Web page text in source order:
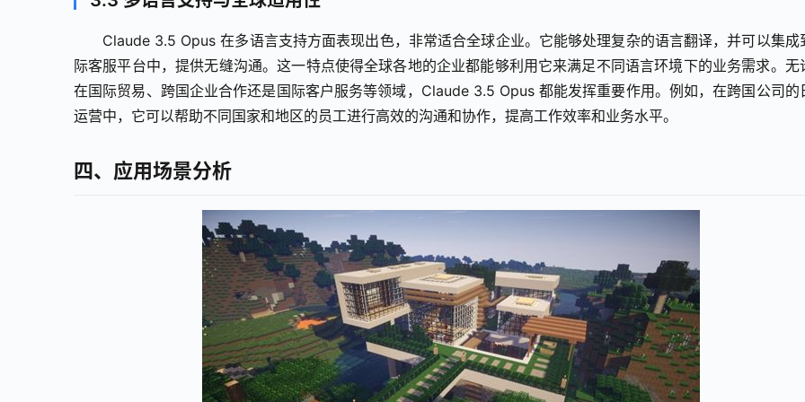
Claude 3.5 Opus 在多语言支持方面表现出色，非常适合全球企业。它能够处理复杂的语言翻译，并可以集成
际客服平台中，提供无缝沟通。这一特点使得全球各地的企业都能够利用它来满足不同语言环境下的业务需求。无
在国际贸易、跨国企业合作还是国际客户服务等领域，Claude 3.5 Opus 都能发挥重要作用。例如，在跨国公司的
运营中，它可以帮助不同国家和地区的员工进行高效的沟通和协作，提高工作效率和业务水平。
四、应用场景分析